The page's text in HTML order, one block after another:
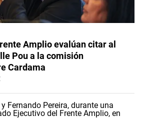
Amplio evalúan citar al
Pou a la comisión
Cardama